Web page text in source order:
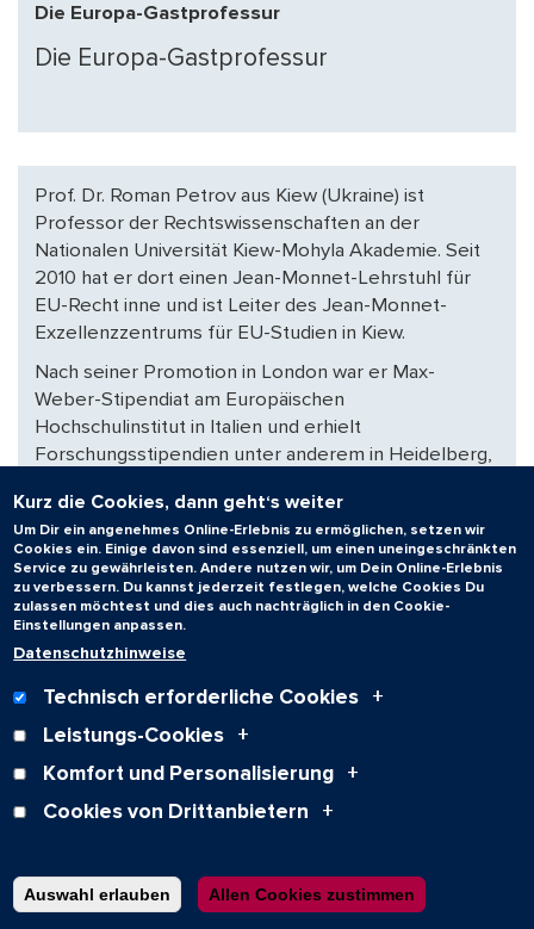
Die Europa-Gastprofessur
Die Europa-Gastprofessur
Prof. Dr. Roman Petrov aus Kiew (Ukraine) ist
Professor der Rechtswissenschaften an der
Nationalen Universität Kiew-Mohyla Akademie. Seit
2010 hat er dort einen Jean-Monnet-Lehrstuhl für
EU-Recht inne und ist Leiter des Jean-Monnet-
Exzellenzzentrums für EU-Studien in Kiew.
Nach seiner Promotion in London war er Max-
Weber-Stipendiat am Europäischen
Hochschulinstitut in Italien und erhielt
Forschungsstipendien unter anderem in Heidelberg,
Die Europa-Gastprofessur besteht an der
Universität des Saarlandes seit 2008 und gibt dem
europäischen Selbstverständnis der Universität ein
Gesicht. Sie steht für Offenheit und internationalen
Austausch, aber auch für das Bekenntnis zum
Europa-Gastprofessur sind einmal im Jahr auf
Einladung des Clusters für Europaforschung (CEUS)
international renommierte Europaforscherinnen und
-forscher in Saarbrücken zu Gast.
Kurz die Cookies, dann geht‘s weiter
Um Dir ein angenehmes Online-Erlebnis zu ermöglichen, setzen wir
Cookies ein. Einige davon sind essenziell, um einen uneingeschränkten
Service zu gewährleisten. Andere nutzen wir, um Dein Online-Erlebnis
zu verbessern. Du kannst jederzeit festlegen, welche Cookies Du
zulassen möchtest und dies auch nachträglich in den Cookie-
Einstellungen anpassen.
Datenschutzhinweise
Technisch erforderliche Cookies
Leistungs-Cookies
Komfort und Personalisierung
Cookies von Drittanbietern
Auswahl erlauben Allen Cookies zustimmen